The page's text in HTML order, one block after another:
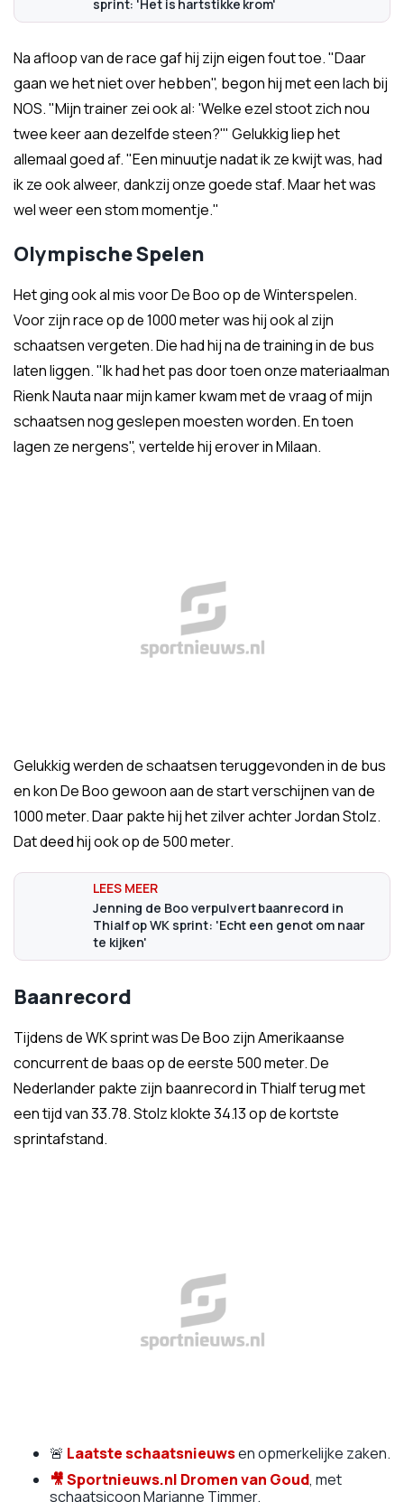
sprint: 'Het is hartstikke krom'
Na afloop van de race gaf hij zijn eigen fout toe. "Daar
gaan we het niet over hebben", begon hij met een lach bij
NOS. "Mijn trainer zei ook al: 'Welke ezel stoot zich nou
twee keer aan dezelfde steen?'" Gelukkig liep het
allemaal goed af. "Een minuutje nadat ik ze kwijt was, had
ik ze ook alweer, dankzij onze goede staf. Maar het was
wel weer een stom momentje."
Olympische Spelen
Het ging ook al mis voor De Boo op de Winterspelen.
Voor zijn race op de 1000 meter was hij ook al zijn
schaatsen vergeten. Die had hij na de training in de bus
laten liggen. "Ik had het pas door toen onze materiaalman
Rienk Nauta naar mijn kamer kwam met de vraag of mijn
schaatsen nog geslepen moesten worden. En toen
lagen ze nergens", vertelde hij erover in Milaan.
Gelukkig werden de schaatsen teruggevonden in de bus
en kon De Boo gewoon aan de start verschijnen van de
1000 meter. Daar pakte hij het zilver achter Jordan Stolz.
Dat deed hij ook op de 500 meter.
Jenning de Boo verpulvert baanrecord in
Thialf op WK sprint: 'Echt een genot om naar
te kijken'
Baanrecord
Tijdens de WK sprint was De Boo zijn Amerikaanse
concurrent de baas op de eerste 500 meter. De
Nederlander pakte zijn baanrecord in Thialf terug met
een tijd van 33.78. Stolz klokte 34.13 op de kortste
sprintafstand.
🚨 Laatste schaatsnieuwsen opmerkelijke zaken.
🎥Sportnieuws.nl Dromen van Goud, met
schaatsicoon Marianne Timmer.